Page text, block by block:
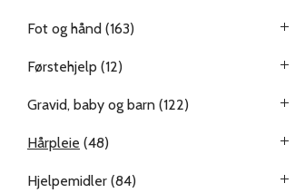
Fot og hånd (163)
Førstehjelp (12)
Gravid, baby og barn (122)
Hårpleie (48)
Hjelpemidler (84)